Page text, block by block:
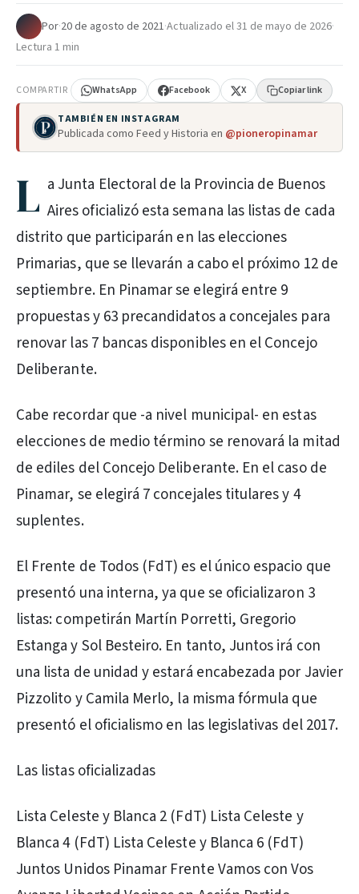
Por·20 de agosto de 2021·Actualizado el31 de mayo de 2026·
Lectura 1 min
COMPARTIR WhatsApp Facebook X Copiar link
TAMBIÉN EN INSTAGRAM
Publicada como Feed y Historia en @pioneropinamar
L a Junta Electoral de la Provincia de Buenos
Aires oficializó esta semana las listas de cada
distrito que participarán en las elecciones
Primarias, que se llevarán a cabo el próximo 12 de
septiembre. En Pinamar se elegirá entre 9
propuestas y 63 precandidatos a concejales para
renovar las 7 bancas disponibles en el Concejo
Deliberante.
Cabe recordar que -a nivel municipal- en estas
elecciones de medio término se renovará la mitad
de ediles del Concejo Deliberante. En el caso de
Pinamar, se elegirá 7 concejales titulares y 4
suplentes.
El Frente de Todos (FdT) es el único espacio que
presentó una interna, ya que se oficializaron 3
listas: competirán Martín Porretti, Gregorio
Estanga y Sol Besteiro. En tanto, Juntos irá con
una lista de unidad y estará encabezada por Javier
Pizzolito y Camila Merlo, la misma fórmula que
presentó el oficialismo en las legislativas del 2017.
Las listas oficializadas
Lista Celeste y Blanca 2 (FdT) Lista Celeste y
Blanca 4 (FdT) Lista Celeste y Blanca 6 (FdT)
Juntos Unidos Pinamar Frente Vamos con Vos